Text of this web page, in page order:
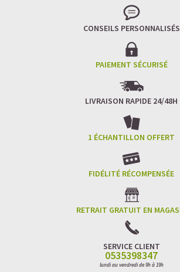
CONSEILS PERSONNALISÉS
PAIEMENT SÉCURISÉ
LIVRAISON RAPIDE 24/48H
1 ÉCHANTILLON OFFERT
FIDÉLITÉ RÉCOMPENSÉE
RETRAIT GRATUIT EN
SERVICE CLIENT
0535398347
lundi au vendredi de 9h à 19h